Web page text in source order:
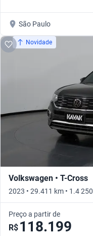
São Paulo
Novidade
Volkswagen • T-Cross
2023 • 29.411 km • 1.4
Preço a partir de
R$ 118.199